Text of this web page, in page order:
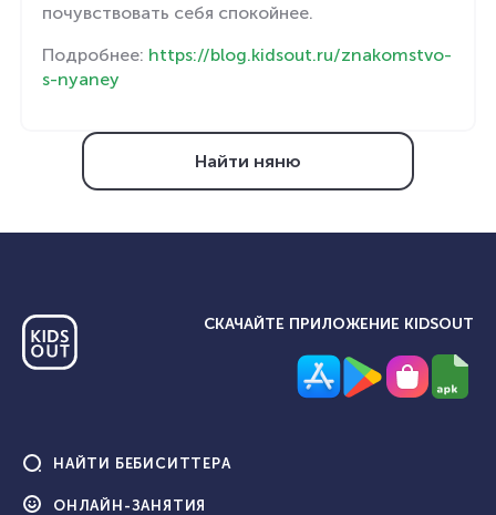
почувствовать себя спокойнее.
Подробнее: https://blog.kidsout.ru/znakomstvo-
s-nyaney
Найти няню
СКАЧАЙТЕ ПРИЛОЖЕНИЕ KIDSOUT
НАЙТИ БЕБИСИТТЕРА
ОНЛАЙН-ЗАНЯТИЯ